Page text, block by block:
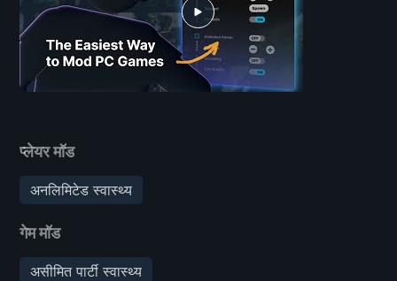
प्लेयर मॉड
अनलिमिटेड स्वास्थ्य
गेम मॉड
असीमित पार्टी स्वास्थ्य